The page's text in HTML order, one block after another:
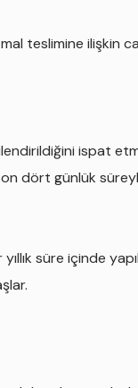
teslimine ilişkin
ispat
dört günlük
süre içinde